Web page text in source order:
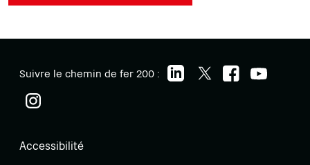
Suivre le chemin de fer 200 :
Accessibilité